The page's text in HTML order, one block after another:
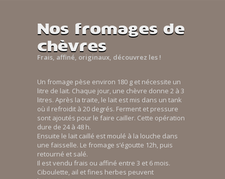
Nos fromages de
chèvres
Frais, affiné, originaux, découvrez les !
Un fromage pèse environ 180 g et nécessite un
litre de lait. Chaque jour, une chèvre donne 2 à 3
litres. Après la traite, le lait est mis dans un tank
où il refroidit à 20 degrés. Ferment et pressure
sont ajoutés pour le faire cailler. Cette opération
dure de 24 à 48 h.
Ensuite le lait caillé est moulé à la louche dans
une faisselle. Le fromage s’égoutte 12h, puis
retourné et salé.
Il est vendu frais ou affiné entre 3 et 6 mois.
Ciboulette, ail et fines herbes peuvent